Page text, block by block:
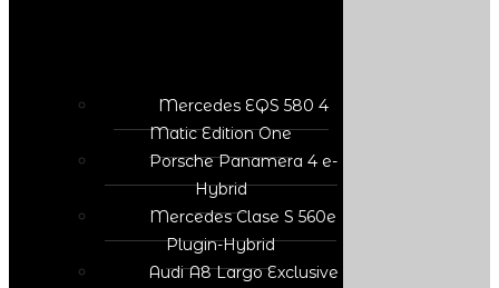
Mercedes EQS 580 4
Matic Edition One
Porsche Panamera 4 e-
Hybrid
Mercedes Clase S 560e
Plugin-Hybrid
Audi A8 Largo Exclusive